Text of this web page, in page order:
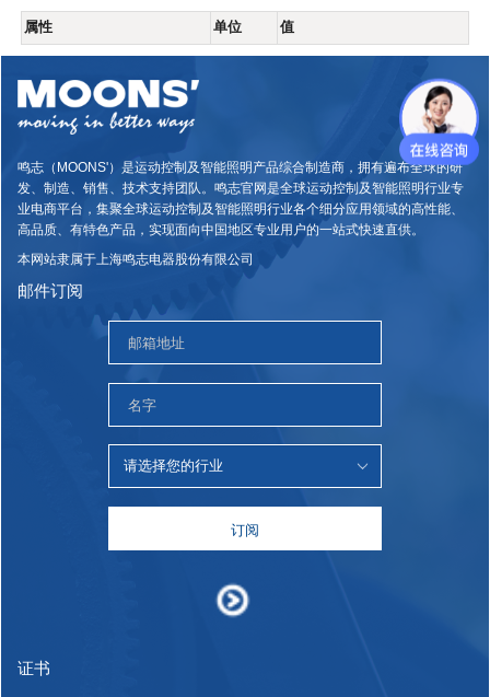
属性 单位 值
鸣志（MOONS'）是运动控制及智能照明产品综合制造商，拥有遍布全球的研
发、制造、销售、技术支持团队。鸣志官网是全球运动控制及智能照明行业专
业电商平台，集聚全球运动控制及智能照明行业各个细分应用领域的高性能、
高品质、有特色产品，实现面向中国地区专业用户的一站式快速直供。
本网站隶属于上海鸣志电器股份有限公司
邮件订阅
订阅
证书